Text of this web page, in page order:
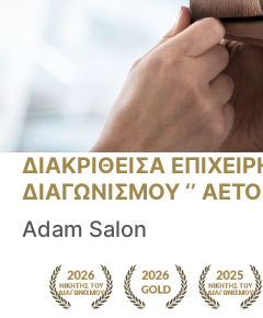
ΔΙΑΚΡΙΘΕΙΣΑ
ΔΙΑΓΩΝΙΣΜΟΥ ‘’ ΑΕΤΟΙ
Adam Salon